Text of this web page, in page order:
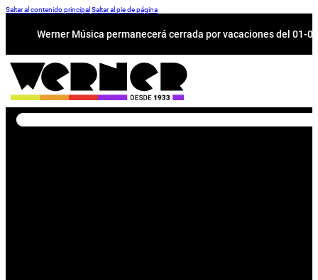
Saltar al contenido principal Saltar al pie de página
Werner Música permanecerá cerrada por vacaciones del 01-
Buscar